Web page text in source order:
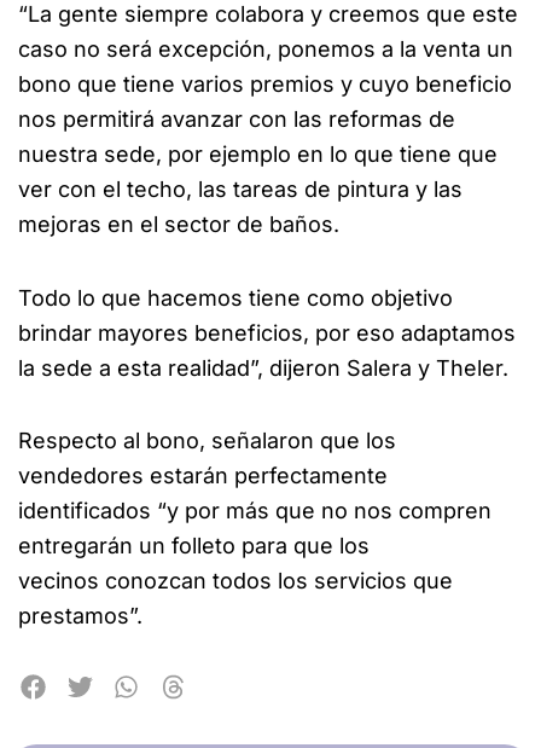
“La gente siempre colabora y creemos que este
caso no será excepción, ponemos a la venta un
bono que tiene varios premios y cuyo beneficio
nos permitirá avanzar con las reformas de
nuestra sede, por ejemplo en lo que tiene que
ver con el techo, las tareas de pintura y las
mejoras en el sector de baños.
Todo lo que hacemos tiene como objetivo
brindar mayores beneficios, por eso adaptamos
la sede a esta realidad”, dijeron Salera y Theler.
Respecto al bono, señalaron que los
vendedores estarán perfectamente
identificados “y por más que no nos compren
entregarán un folleto para que los
vecinos conozcan todos los servicios que
prestamos”.